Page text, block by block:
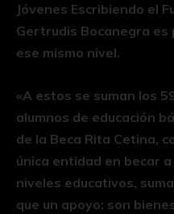
Jóvenes Escribiendo el
Gertrudis Bocanegra
ese mismo nivel.
«A estos se suman los
alumnos de educación
de la Beca Rita Cetina,
única entidad en becar
niveles educativos,
que un apoyo: son